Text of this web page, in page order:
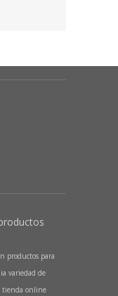
productos para
variedad de
tienda online